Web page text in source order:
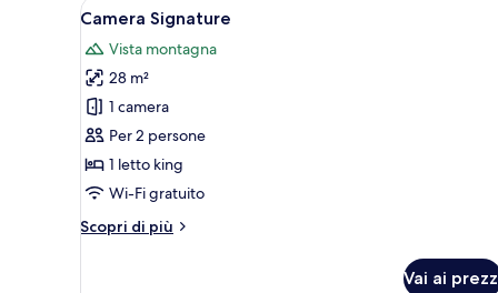
Apri
tutte
le
foto
per
Camera
Signature
7
Camera Signature
Vista montagna
28 m²
1 camera
Per 2 persone
1 letto king
Wi-Fi gratuito
Scopri di più
Altri
Vai ai